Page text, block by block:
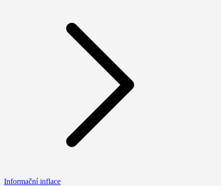
Informační inflace